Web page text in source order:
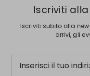
Iscriviti
Iscriviti subito alla
arrivi, gli
Inserisci il tuo